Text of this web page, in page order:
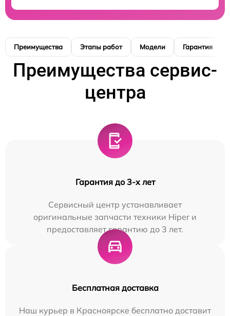
Преимущества Этапы работ Модели Гарантия
Преимущества сервис-
центра
Гарантия до 3-х лет
Сервисный центр устанавливает
оригинальные запчасти техники Hiper и
предоставляет гарантию до 3 лет.
Бесплатная доставка
Наш курьер в Красноярске бесплатно доставит